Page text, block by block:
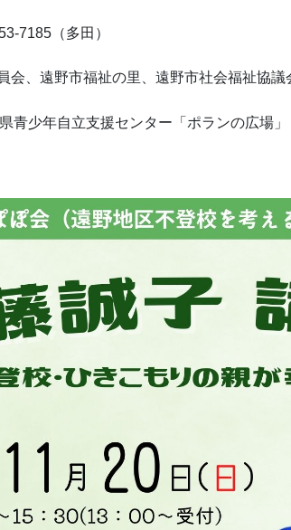
7185（多田）
会、遠野市福祉の里、遠野市社会福祉協議
青少年自立支援センター「ポランの広場」